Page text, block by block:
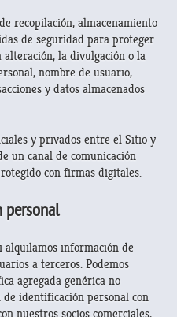
recopilación, almacenamiento
de seguridad para proteger
alteración, la divulgación o la
nombre de usuario,
y datos almacenados
y privados entre el Sitio y
un canal de comunicación
con firmas digitales.
personal
alquilamos información de
a terceros. Podemos
agregada genérica no
identificación personal con
nuestros socios comerciales,